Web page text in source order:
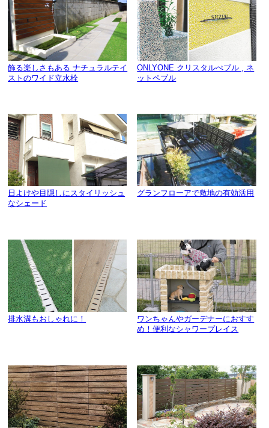
飾る楽しさもある ナチュラルテイ
ストのワイド立水栓
ONLYONE クリスタルぺブル , ネ
ットペブル
日よけや目隠しにスタイリッシュ
なシェード
グランフローアで敷地の有効活用
排水溝もおしゃれに！
ワンちゃんやガーデナーにおすす
め！便利なシャワープレイス